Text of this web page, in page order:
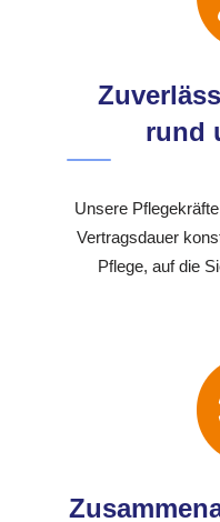
rund
Unsere
Vertragsdauer
Pflege, auf die